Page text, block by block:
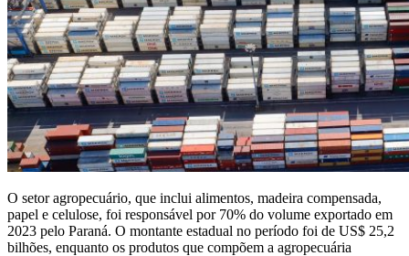
O setor agropecuário, que inclui alimentos, madeira compensada,
papel e celulose, foi responsável por 70% do volume exportado em
2023 pelo Paraná. O montante estadual no período foi de US$ 25,2
bilhões, enquanto os produtos que compõem a agropecuária